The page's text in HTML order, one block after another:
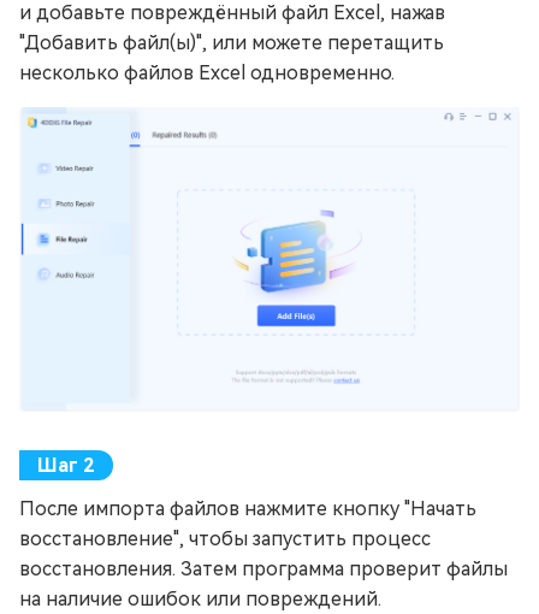
и добавьте повреждённый файл Excel, нажав
"Добавить файл(ы)", или можете перетащить
несколько файлов Excel одновременно.
После импорта файлов нажмите кнопку "Начать
восстановление", чтобы запустить процесс
восстановления. Затем программа проверит файлы
на наличие ошибок или повреждений.